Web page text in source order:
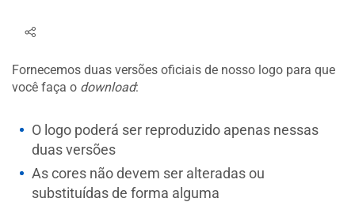
Fornecemos duas versões oficiais de nosso logo para que
você faça o download:
O logo poderá ser reproduzido apenas nessas
duas versões
As cores não devem ser alteradas ou
substituídas de forma alguma